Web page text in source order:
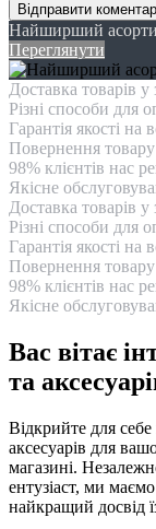
Відправити коментар
Найширший
Переглянути
Доставка товарів
Різні способи для
Гарантія якості
Повернення
98% клієнтів нас
Якісне
Доставка товарів
Різні способи для
Гарантія якості
Повернення
98% клієнтів нас
Якісне
Вас вітає
та
Відкрийте для
аксесуарів для
магазині.
ентузіаст, ми
найкращий досвід